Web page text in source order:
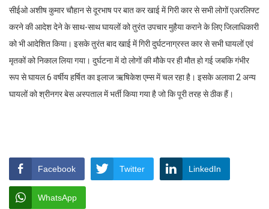
सीईओ अशीष कुमार चौहान से दूरभाष पर बात कर खाई में गिरी कार से सभी लोगों एअरलिफ्ट
करने की आदेश देने के साथ-साथ घायलों को तुरंत उपचार मुहैया कराने के लिए जिलाधिकारी
को भी आदेशित किया। इसके तुरंत बाद खाई में गिरी दुर्घटनाग्रस्त कार से सभी घायलों एवं
मृतकों को निकाल लिया गया। दुर्घटना में दो लोगों की मौके पर ही मौत हो गई जबकि गंभीर
रूप से घायल 6 वर्षीय हर्षित का इलाज ऋषिकेश एम्स में चल रहा है। इसके अलावा 2 अन्य
घायलों को श्रीनगर बेस अस्पताल में भर्ती किया गया है जो कि पूरी तरह से ठीक हैं।
Facebook Twitter LinkedIn
WhatsApp